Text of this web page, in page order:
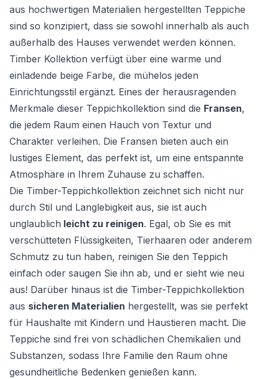
aus hochwertigen Materialien hergestellten Teppiche
sind so konzipiert, dass sie sowohl innerhalb als auch
außerhalb des Hauses verwendet werden können.
Timber Kollektion verfügt über eine warme und
einladende beige Farbe, die mühelos jeden
Einrichtungsstil ergänzt. Eines der herausragenden
Merkmale dieser Teppichkollektion sind die Fransen,
die jedem Raum einen Hauch von Textur und
Charakter verleihen. Die Fransen bieten auch ein
lustiges Element, das perfekt ist, um eine entspannte
Atmosphäre in Ihrem Zuhause zu schaffen.
Die Timber-Teppichkollektion zeichnet sich nicht nur
durch Stil und Langlebigkeit aus, sie ist auch
unglaublich leicht zu reinigen. Egal, ob Sie es mit
verschütteten Flüssigkeiten, Tierhaaren oder anderem
Schmutz zu tun haben, reinigen Sie den Teppich
einfach oder saugen Sie ihn ab, und er sieht wie neu
aus! Darüber hinaus ist die Timber-Teppichkollektion
aus sicheren Materialien hergestellt, was sie perfekt
für Haushalte mit Kindern und Haustieren macht. Die
Teppiche sind frei von schädlichen Chemikalien und
Substanzen, sodass Ihre Familie den Raum ohne
gesundheitliche Bedenken genießen kann.